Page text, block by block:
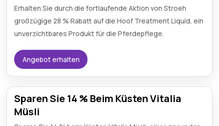
Erhalten Sie durch die fortlaufende Aktion von Stroeh
großzügige 28 % Rabatt auf die Hoof Treatment Liquid, ein
unverzichtbares Produkt für die Pferdepflege.
Angebot erhalten
Sparen Sie 14 % Beim Küsten Vitalia
Müsli